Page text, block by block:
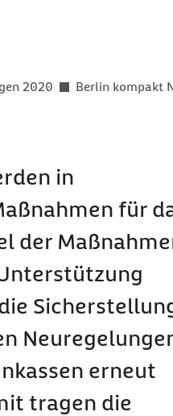
als
2020 Berlin kompakt
in
für
der
erneut
tragen die